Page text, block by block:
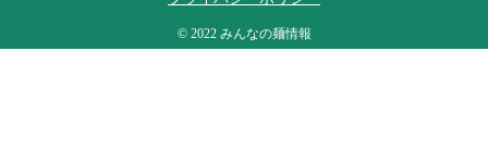
© 2022 みんなの麺情報